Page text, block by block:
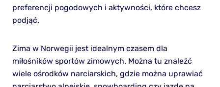
preferencji pogodowych i aktywności, które chcesz
podjąć.
Zima w Norwegii jest idealnym czasem dla
miłośników sportów zimowych. Można tu znaleźć
wiele ośrodków narciarskich, gdzie można uprawiać